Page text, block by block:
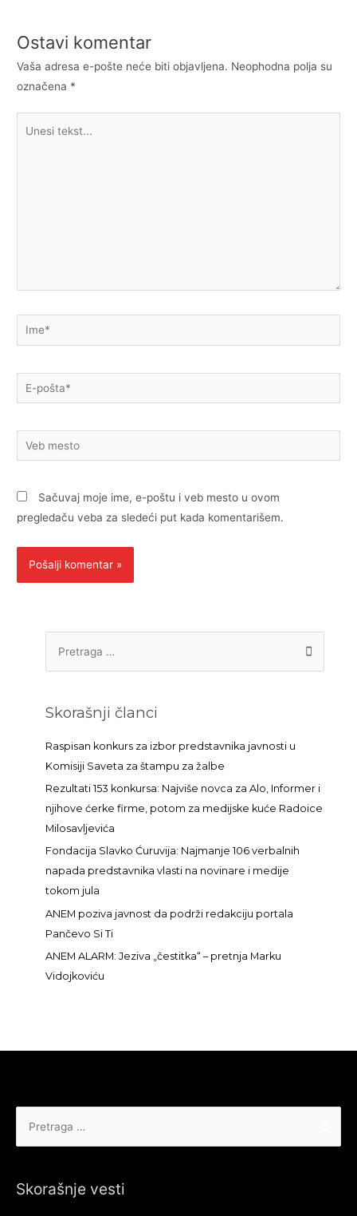
Ostavi komentar
Vaša adresa e-pošte neće biti objavljena. Neophodna polja su
označena *
Ime*
E-
pošta*
Veb
mesto
Sačuvaj moje ime, e-poštu i veb mesto u ovom
pregledaču veba za sledeći put kada komentarišem.
r
a
g
Skorašnji članci
Raspisan konkurs za izbor predstavnika javnosti u
Komisiji Saveta za štampu za žalbe
Rezultati 153 konkursa: Najviše novca za Alo, Informer i
njihove ćerke firme, potom za medijske kuće Radoice
Milosavljevića
Fondacija Slavko Ćuruvija: Najmanje 106 verbalnih
napada predstavnika vlasti na novinare i medije
tokom jula
ANEM poziva javnost da podrži redakciju portala
Pančevo Si Ti
ANEM ALARM: Jeziva „čestitka“ – pretnja Marku
Vidojkoviću
Skorašnje vesti